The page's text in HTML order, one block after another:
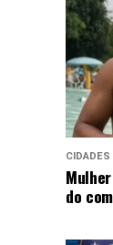
CIDADES
do